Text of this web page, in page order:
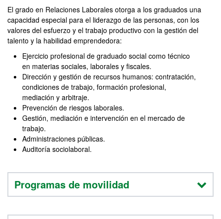
El grado en Relaciones Laborales otorga a los graduados una
capacidad especial para el liderazgo de las personas, con los
valores del esfuerzo y el trabajo productivo con la gestión del
talento y la habilidad emprendedora:
Ejercicio profesional de graduado social como técnico
en materias sociales, laborales y fiscales.
Dirección y gestión de recursos humanos: contratación,
condiciones de trabajo, formación profesional,
mediación y arbitraje.
Prevención de riesgos laborales.
Gestión, mediación e intervención en el mercado de
trabajo.
Administraciones públicas.
Auditoría sociolaboral.
Programas de movilidad